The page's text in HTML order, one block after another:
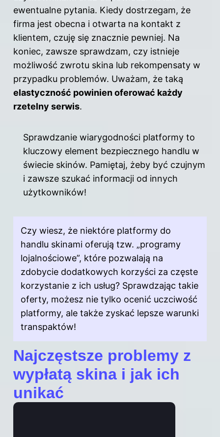
ewentualne pytania. Kiedy dostrzegam, że
firma jest obecna i otwarta na kontakt z
klientem, czuję się znacznie pewniej. Na
koniec, zawsze sprawdzam, czy istnieje
możliwość zwrotu skina lub rekompensaty w
przypadku problemów. Uważam, że taką
elastyczność powinien oferować każdy
rzetelny serwis.
Sprawdzanie wiarygodności platformy to
kluczowy element bezpiecznego handlu w
świecie skinów. Pamiętaj, żeby być czujnym
i zawsze szukać informacji od innych
użytkowników!
Czy wiesz, że niektóre platformy do
handlu skinami oferują tzw. „programy
lojalnościowe”, które pozwalają na
zdobycie dodatkowych korzyści za częste
korzystanie z ich usług? Sprawdzając takie
oferty, możesz nie tylko ocenić uczciwość
platformy, ale także zyskać lepsze warunki
transpaktów!
Najczęstsze problemy z
wypłatą skina i jak ich
unikać